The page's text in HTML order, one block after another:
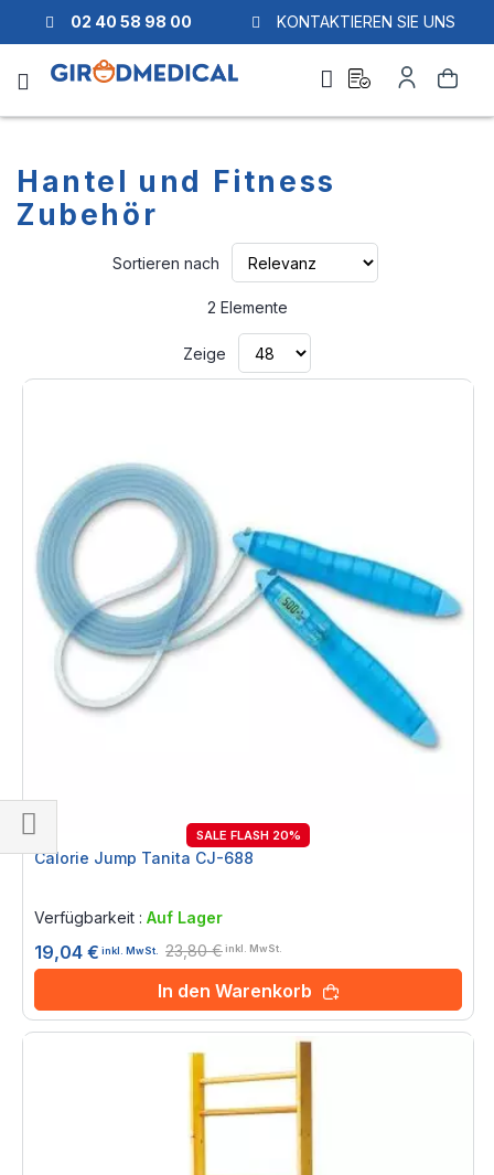
02 40 58 98 00 KONTAKTIEREN SIE UNS
Suche
quote
Konto
Hantel und Fitness
Zubehör
Sortieren nach
2 Elemente
Zeige
SALE FLASH 20%
Calorie Jump Tanita CJ-688
Verfügbarkeit : Auf Lager
19,04 € inkl. MwSt. 23,80 €inkl. MwSt.
In den Warenkorb
Einkaufsoptionen